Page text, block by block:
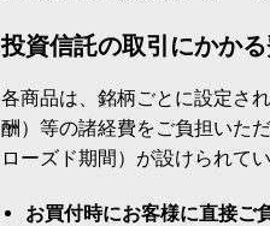
投資信託の取引にかか
各商品は、銘柄ごとに設定さ
酬）等の諸経費をご負担いた
ローズド期間）が設けられて
お買付時にお客様に直接ご